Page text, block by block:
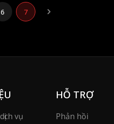
6 7
vụ
HỖ TRỢ
Phản hồi